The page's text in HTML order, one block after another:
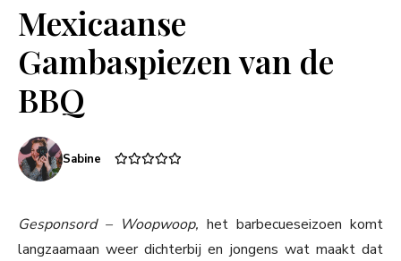
Mexicaanse
Gambaspiezen van de
BBQ
Sabine
Gesponsord – Woopwoop, het barbecueseizoen komt
langzaamaan weer dichterbij en jongens wat maakt dat